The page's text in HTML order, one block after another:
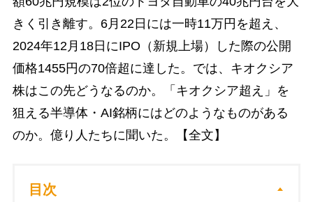
きく引き離す。6月22日には一時11万円を超え、
2024年12月18日にIPO（新規上場）した際の公開
価格1455円の70倍超に達した。では、キオクシア
株はこの先どうなるのか。「キオクシア超え」を
狙える半導体・AI銘柄にはどのようなものがある
のか。億り人たちに聞いた。【全文】
目次